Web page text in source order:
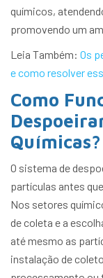
químicos,
promovendo um
Leia Também: Os
e como resolver
Como
Químicas?
O sistema de
partículas antes
Nos setores
de coleta e a
até mesmo as
instalação de